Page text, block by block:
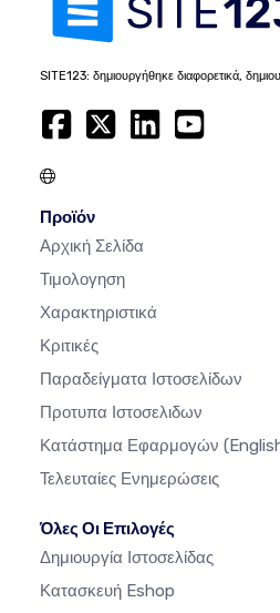
SITE123: δημιουργήθηκε διαφορετικά,
Προϊόν
Αρχική Σελίδα
Τιμολογηση
Χαρακτηριστικά
Κριτικές
Παραδείγματα Ιστοσελίδων
Προτυπα Ιστοσελιδων
Κατάστημα Εφαρμογών
Τελευταίες Ενημερώσεις
Όλες Οι Επιλογές
Δημιουργία Ιστοσελίδας
Κατασκευή Eshop